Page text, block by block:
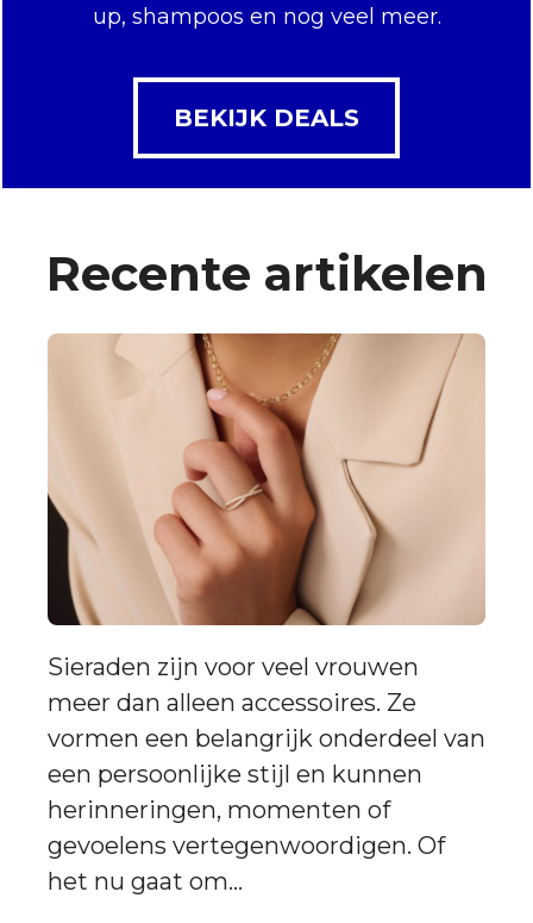
up, shampoos en nog veel meer.
BEKIJK DEALS
Recente artikelen
Sieraden zijn voor veel vrouwen
meer dan alleen accessoires. Ze
vormen een belangrijk onderdeel van
een persoonlijke stijl en kunnen
herinneringen, momenten of
gevoelens vertegenwoordigen. Of
het nu gaat om…